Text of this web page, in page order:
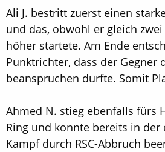
Ali J. bestritt zuerst einen
und das, obwohl er gleich
höher startete. Am Ende
Punktrichter, dass der Gegner
beanspruchen durfte. Somit
Ahmed N. stieg ebenfalls fürs
Ring und konnte bereits in der
Kampf durch RSC-Abbruch